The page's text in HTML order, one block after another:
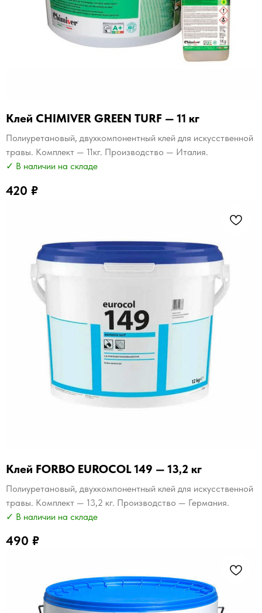
Клей CHIMIVER GREEN TURF — 11 кг
Полиуретановый, двухкомпонентный клей для искусственной
травы. Комплект — 11кг. Производство — Италия.
✓ В наличии на складе
420 ₽
Клей FORBO EUROCOL 149 — 13,2 кг
Полиуретановый, двухкомпонентный клей для искусственной
травы. Комплект — 13,2 кг. Производство — Германия.
✓ В наличии на складе
490 ₽